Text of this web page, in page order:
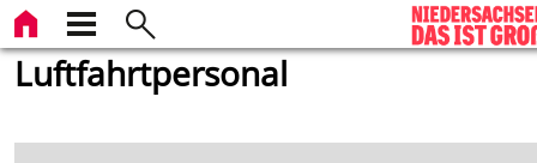
Luftfahrtpersonal